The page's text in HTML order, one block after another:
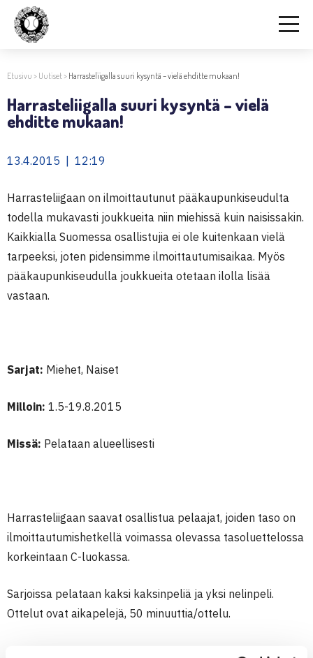
Etusivu > Uutiset> Harrasteliigalla suuri kysyntä – vielä ehditte mukaan!
Harrasteliigalla suuri kysyntä – vielä
ehditte mukaan!
13.4.2015 | 12:19
Harrasteliigaan on ilmoittautunut pääkaupunkiseudulta
todella mukavasti joukkueita niin miehissä kuin naisissakin.
Kaikkialla Suomessa osallistujia ei ole kuitenkaan vielä
tarpeeksi, joten pidensimme ilmoittautumisaikaa. Myös
pääkaupunkiseudulla joukkueita otetaan ilolla lisää
vastaan.
Sarjat: Miehet, Naiset
Milloin: 1.5-19.8.2015
Missä: Pelataan alueellisesti
Harrasteliigaan saavat osallistua pelaajat, joiden taso on
ilmoittautumishetkellä voimassa olevassa tasoluettelossa
korkeintaan C-luokassa.
Sarjoissa pelataan kaksi kaksinpeliä ja yksi nelinpeli.
Ottelut ovat aikapelejä, 50 minuuttia/ottelu.